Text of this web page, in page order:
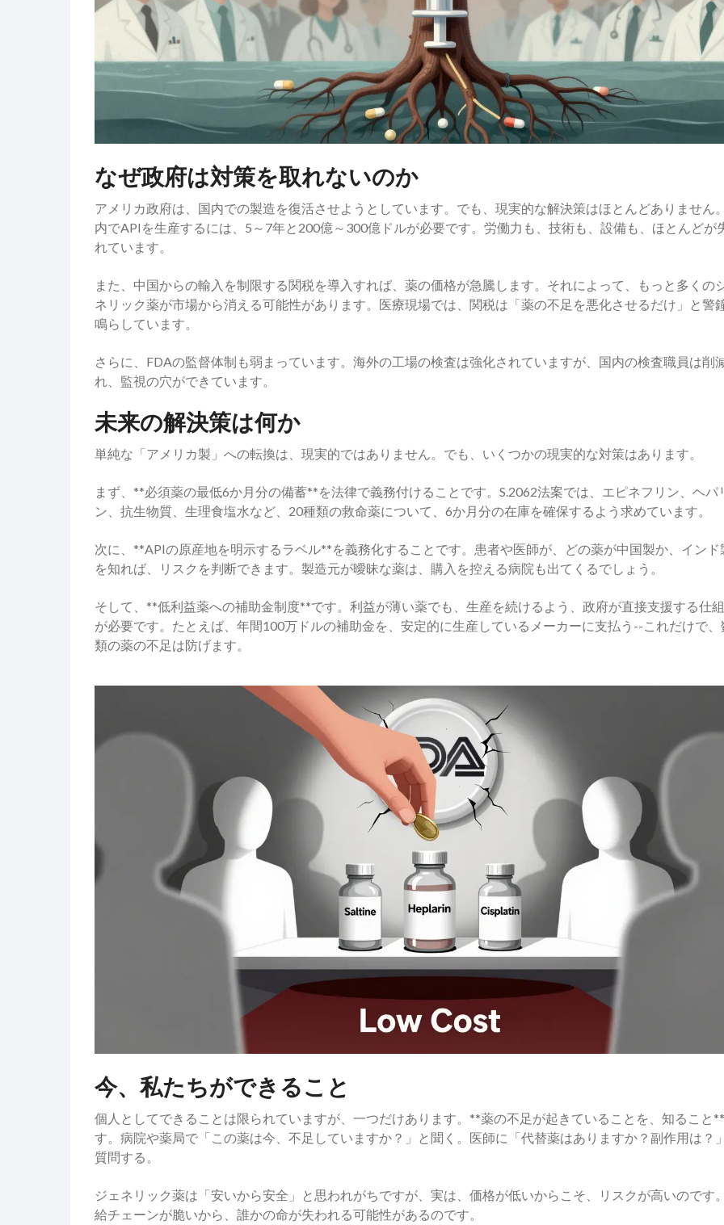
なぜ政府は対策を取れないのか
アメリカ政府は、国内での製造を復活させようとしています。でも、現実的な解決策はほとんどありません
内でAPIを生産するには、5～7年と200億～300億ドルが必要です。労働力も、技術も、設備も、ほとんどが
れています。
また、中国からの輸入を制限する関税を導入すれば、薬の価格が急騰します。それによって、もっと多くの
ネリック薬が市場から消える可能性があります。医療現場では、関税は「薬の不足を悪化させるだけ」と警
鳴らしています。
さらに、FDAの監督体制も弱まっています。海外の工場の検査は強化されていますが、国内の検査職員は削
れ、監視の穴ができています。
未来の解決策は何か
単純な「アメリカ製」への転換は、現実的ではありません。でも、いくつかの現実的な対策はあります。
まず、**必須薬の最低6か月分の備蓄**を法律で義務付けることです。S.2062法案では、エピネフリン、ヘパ
ン、抗生物質、生理食塩水など、20種類の救命薬について、6か月分の在庫を確保するよう求めています。
次に、**APIの原産地を明示するラベル**を義務化することです。患者や医師が、どの薬が中国製か、インド
を知れば、リスクを判断できます。製造元が曖昧な薬は、購入を控える病院も出てくるでしょう。
そして、**低利益薬への補助金制度**です。利益が薄い薬でも、生産を続けるよう、政府が直接支援する仕
が必要です。たとえば、年間100万ドルの補助金を、安定的に生産しているメーカーに支払う--これだけで、
類の薬の不足は防げます。
今、私たちができること
個人としてできることは限られていますが、一つだけあります。**薬の不足が起きていることを、知ること
す。病院や薬局で「この薬は今、不足していますか？」と聞く。医師に「代替薬はありますか？副作用は？
質問する。
ジェネリック薬は「安いから安全」と思われがちですが、実は、価格が低いからこそ、リスクが高いのです
給チェーンが脆いから、誰かの命が失われる可能性があるのです。